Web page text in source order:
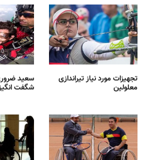
سعید
شگفت
تجهیزات مورد نیاز تیراندازی
معلولین